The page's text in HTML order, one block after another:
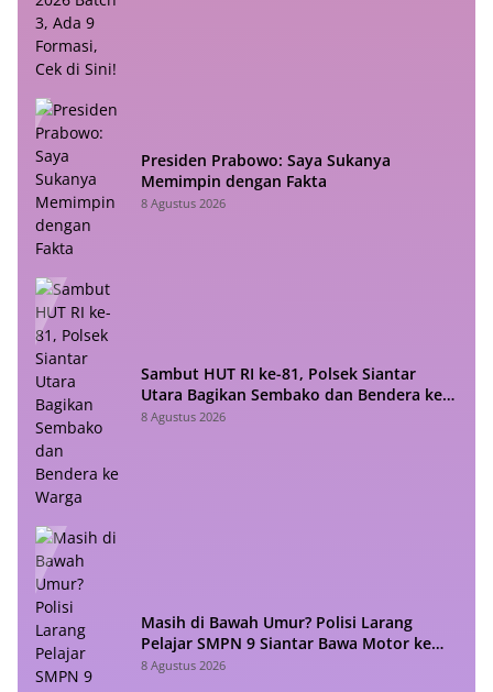
Presiden Prabowo: Saya Sukanya
Memimpin dengan Fakta
8 Agustus 2026
Sambut HUT RI ke-81, Polsek Siantar
Utara Bagikan Sembako dan Bendera ke
Warga
8 Agustus 2026
Masih di Bawah Umur? Polisi Larang
Pelajar SMPN 9 Siantar Bawa Motor ke
Sekolah
8 Agustus 2026